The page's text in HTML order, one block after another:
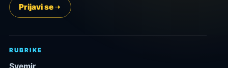
Prijavi se
RUBRIKE